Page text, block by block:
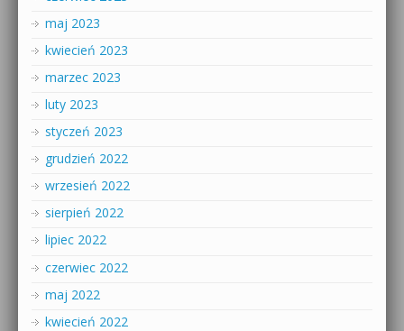
maj 2023
kwiecień 2023
marzec 2023
luty 2023
styczeń 2023
grudzień 2022
wrzesień 2022
sierpień 2022
lipiec 2022
czerwiec 2022
maj 2022
kwiecień 2022